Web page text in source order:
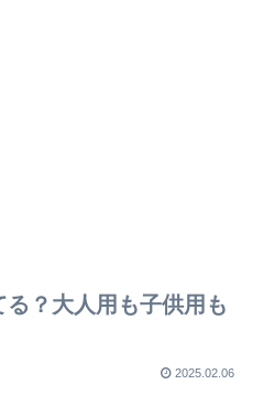
？大人用も子供用も
2025.02.06